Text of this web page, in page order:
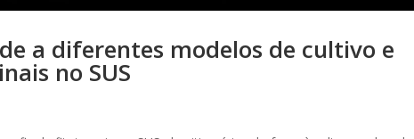
a diferentes modelos de cultivo e
no SUS